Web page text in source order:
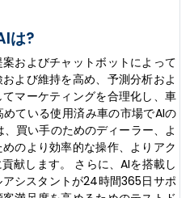
は?
およびチャットボットによって
よび維持を高め、予測分析およ
マーケティングを合理化し、車
ている使用済み車の市場でAIの
買い手のためのディーラー、よ
のより効率的な操作、よりアク
献します。 さらに、AIを搭載し
シスタントが24時間365日サポ